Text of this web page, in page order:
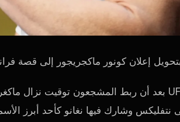
إعلان كونور ماكجريجور إلى قصة